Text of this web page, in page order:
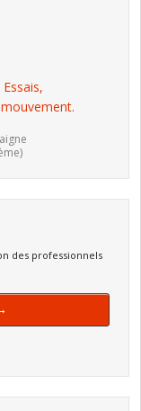
des professionnels